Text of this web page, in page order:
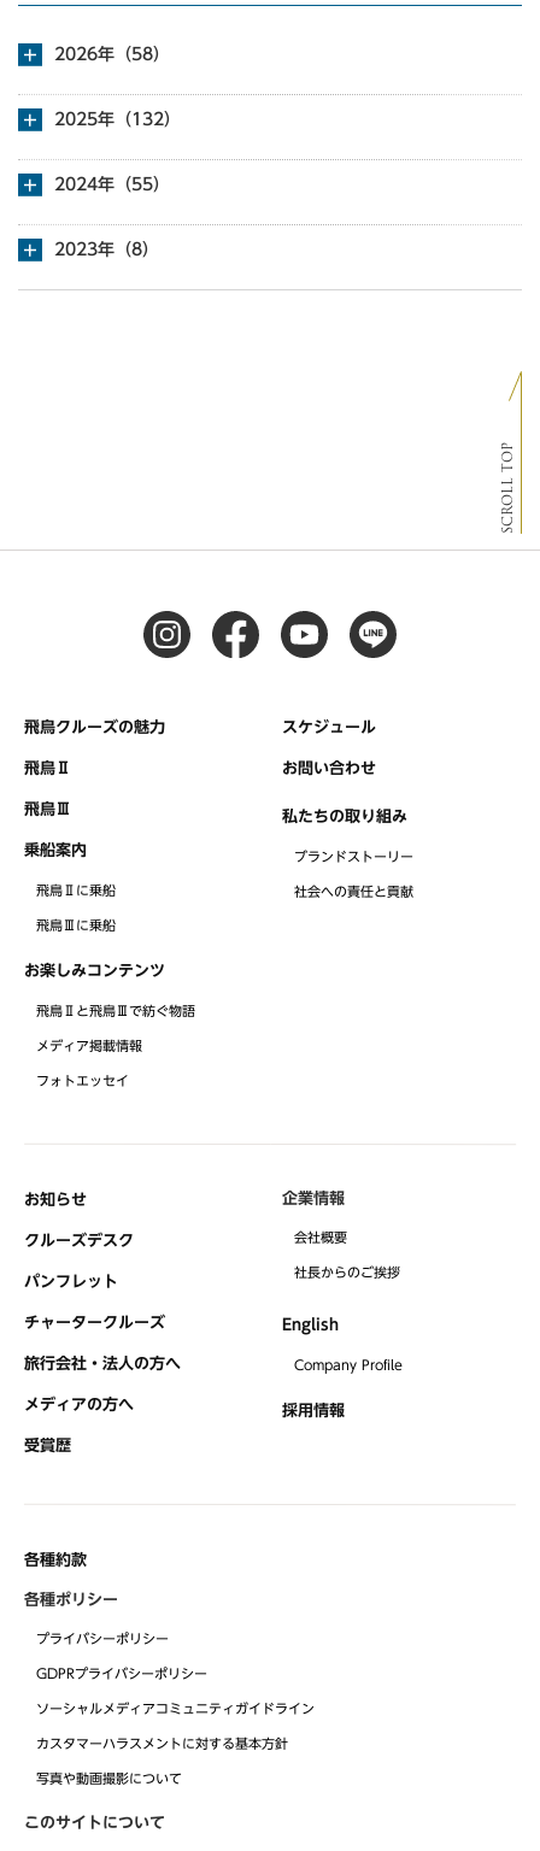
2026年（58）
2025年（132）
2024年（55）
2023年（8）
SCROLL TOP
飛鳥クルーズの魅力
飛鳥Ⅱ
飛鳥Ⅲ
乗船案内
飛鳥Ⅱに乗船
飛鳥Ⅲに乗船
お楽しみコンテンツ
飛鳥Ⅱと飛鳥Ⅲで紡ぐ物語
メディア掲載情報
フォトエッセイ
スケジュール
お問い合わせ
私たちの取り組み
ブランドストーリー
社会への責任と貢献
お知らせ
クルーズデスク
パンフレット
チャータークルーズ
旅行会社・法人の方へ
メディアの方へ
受賞歴
企業情報
会社概要
社⻑からのご挨拶
English
Company Profile
採用情報
各種約款
各種ポリシー
プライバシーポリシー
GDPRプライバシーポリシー
ソーシャルメディアコミュニティガイドライン
カスタマーハラスメントに対する基本方針
写真や動画撮影について
このサイトについて